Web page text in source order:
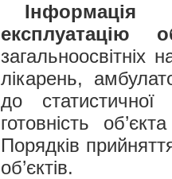
експлуатацію
загальноосвітніх
лікарень,
до
готовність
Порядків
об’єктів.